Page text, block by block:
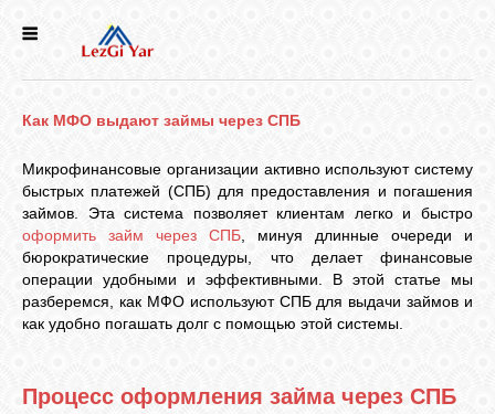
СЕЛА
ИСТОРИЯ
КУЛЬТУРА
Как МФО выдают займы через СПБ
Микрофинансовые организации активно используют систему
быстрых платежей (СПБ) для предоставления и погашения
займов. Эта система позволяет клиентам легко и быстро
оформить займ через СПБ , минуя длинные очереди и
бюрократические процедуры, что делает финансовые
операции удобными и эффективными. В этой статье мы
разберемся, как МФО используют СПБ для выдачи займов и
как удобно погашать долг с помощью этой системы.
Процесс оформления займа через СПБ